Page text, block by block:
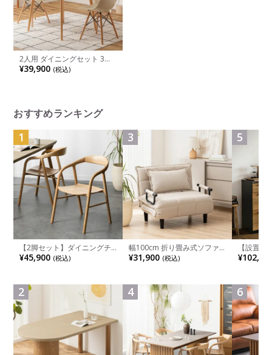
2人用 ダイニングセット 3点
(幅80cmテーブル＋チェア2
脚) 正方形 木製 天然木 ホワイ
¥39,900 (税込)
おすすめランキング
1
【2脚セット】ダイニングチ
ェア 木製 LUGA 肘付き チェ
ア 天然木 リビング椅子 板座
ュラル ブラウン 完成品
¥45,900 (税込)
2
3
幅100cm 折り畳み式ソファ
ベッド コンパクト リクライ
ニング カウチスタイル 省ス
¥31,900 (税込)
4
5
【設置
チンカウ
板 引き出
れ ウッデ
ル グレー
6